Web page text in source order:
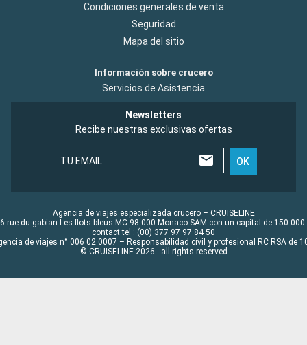
Condiciones generales de venta
Seguridad
Mapa del sitio
Información sobre crucero
Servicios de Asistencia
Newsletters
Recibe nuestras exclusivas ofertas
TU EMAIL OK
Agencia de viajes especializada crucero – CRUISELINE
rue du gabian Les flots bleus MC 98 000 Monaco SAM con un capital de 150 000
contact tel : (00) 377 97 97 84 50
de viajes n° 006 02 0007 – Responsabilidad civil y profesional RC RSA de
© CRUISELINE 2026 - all rights reserved